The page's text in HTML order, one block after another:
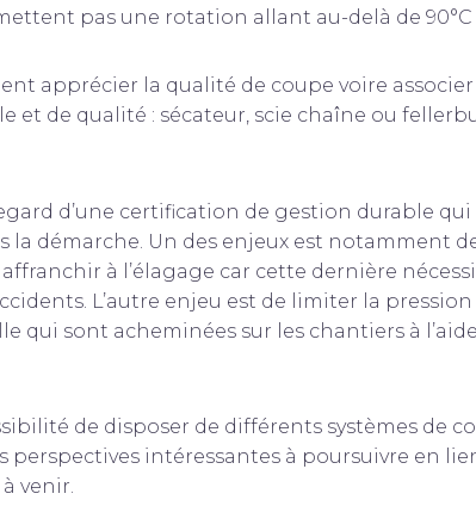
pas une rotation allant au-delà de 90°C
apprécier la qualité de coupe voire
de qualité : sécateur, scie chaîne ou
d’une certification de gestion durable
la démarche. Un des enjeux est notamment
à l’élagage car cette dernière
L’autre enjeu est de limiter la
qui sont acheminées sur les chantiers à
de disposer de différents systèmes de
intéressantes à poursuivre en
venir.